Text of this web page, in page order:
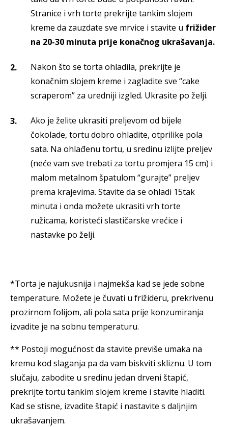
Stranice i vrh torte prekrijte tankim slojem
kreme da zauzdate sve mrvice i stavite u frižider
na 20-30 minuta prije konačnog ukrašavanja.
Nakon što se torta ohladila, prekrijte je
konačnim slojem kreme i zagladite sve “cake
scraperom” za uredniji izgled. Ukrasite po želji.
Ako je želite ukrasiti preljevom od bijele
čokolade, tortu dobro ohladite, otprilike pola
sata. Na ohlađenu tortu, u sredinu izlijte preljev
(neće vam sve trebati za tortu promjera 15 cm) i
malom metalnom špatulom “gurajte” preljev
prema krajevima. Stavite da se ohladi 15tak
minuta i onda možete ukrasiti vrh torte
ružicama, koristeći slastičarske vrećice i
nastavke po želji.
*Torta je najukusnija i najmekša kad se jede sobne
temperature. Možete je čuvati u frižideru, prekrivenu
prozirnom folijom, ali pola sata prije konzumiranja
izvadite je na sobnu temperaturu.
** Postoji mogućnost da stavite previše umaka na
kremu kod slaganja pa da vam biskviti skliznu. U tom
slučaju, zabodite u sredinu jedan drveni štapić,
prekrijte tortu tankim slojem kreme i stavite hladiti.
Kad se stisne, izvadite štapić i nastavite s daljnjim
ukrašavanjem.